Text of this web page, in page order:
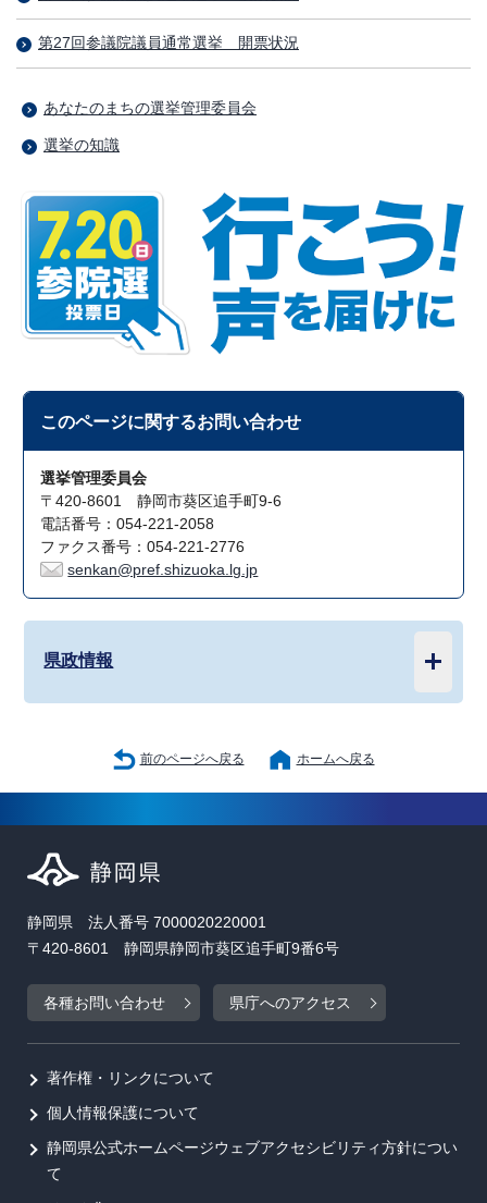
第27回参議院議員通常選挙 開票状況
あなたのまちの選挙管理委員会
選挙の知識
このページに関するお問い合わせ
選挙管理委員会
〒420-8601 静岡市葵区追手町9-6
電話番号：054-221-2058
ファクス番号：054-221-2776
senkan@pref.shizuoka.lg.jp
県政情報
前のページへ戻る ホームへ戻る
静岡県 法人番号 7000020220001
〒420-8601 静岡県静岡市葵区追手町9番6号
各種お問い合わせ 県庁へのアクセス
著作権・リンクについて
個人情報保護について
静岡県公式ホームページウェブアクセシビリティ方針につい
て